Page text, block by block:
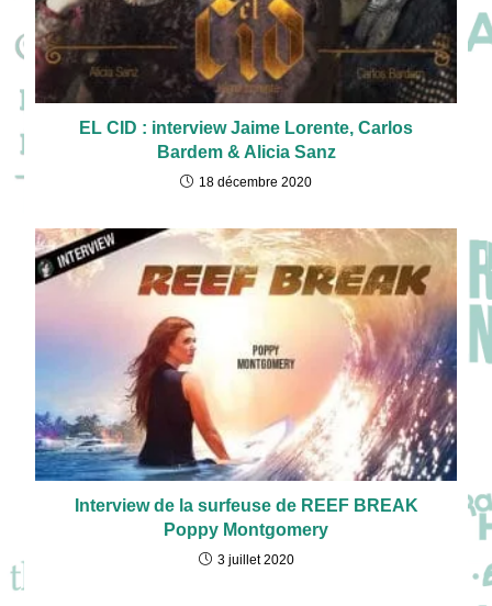
EL CID : interview Jaime Lorente, Carlos
Bardem & Alicia Sanz
18 décembre 2020
Interview de la surfeuse de REEF BREAK
Poppy Montgomery
3 juillet 2020